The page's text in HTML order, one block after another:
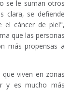
se le suman otros
clara, se defiende
el cáncer de piel",
que las personas
más propensas a
viven en zonas
y es mucho más